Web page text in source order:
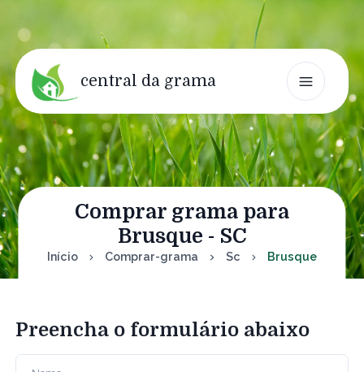
central da grama
Comprar grama para
Brusque - SC
Início Comprar-grama Sc Brusque
Preencha o formulário abaixo